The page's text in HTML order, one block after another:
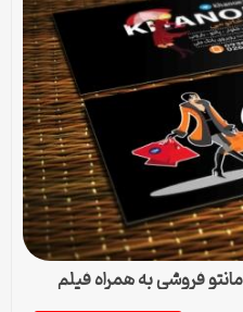
فروشی به همراه فیلم